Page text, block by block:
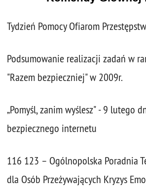
Tydzień Pomocy Ofiarom Przestępstw
Podsumowanie realizacji zadań w
"Razem bezpieczniej" w 2009r.
„Pomyśl, zanim wyślesz" - 9 lutego
bezpiecznego internetu
116 123 – Ogólnopolska Poradnia
dla Osób Przeżywających Kryzys